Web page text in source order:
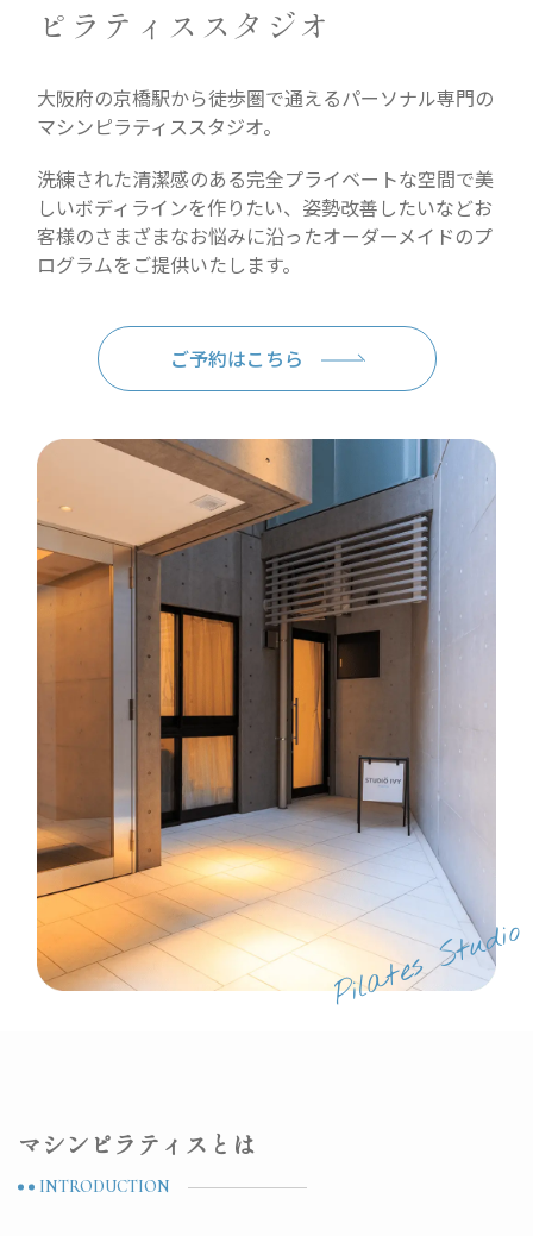
ピラティススタジオ
大阪府の京橋駅から徒歩圏で通えるパーソナル専門の
マシンピラティススタジオ。
洗練された清潔感のある完全プライベートな空間で美
しいボディラインを作りたい、姿勢改善したいなどお
客様のさまざまなお悩みに沿ったオーダーメイドのプ
ログラムをご提供いたします。
ご予約はこちら
マシンピラティスとは
INTRODUCTION